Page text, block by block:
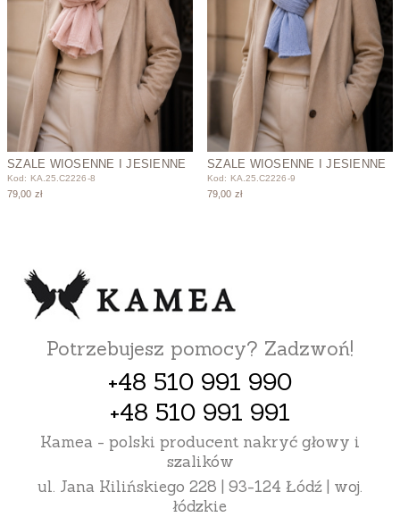
SZALE WIOSENNE I JESIENNE
Kod: KA.25.C2226-8
79,00 zł
SZALE WIOSENNE I JESIENNE
Kod: KA.25.C2226-9
79,00 zł
Potrzebujesz pomocy? Zadzwoń!
+48 510 991 990
+48 510 991 991
Kamea - polski producent nakryć głowy i
szalików
ul. Jana Kilińskiego 228 | 93-124 Łódź | woj.
łódzkie